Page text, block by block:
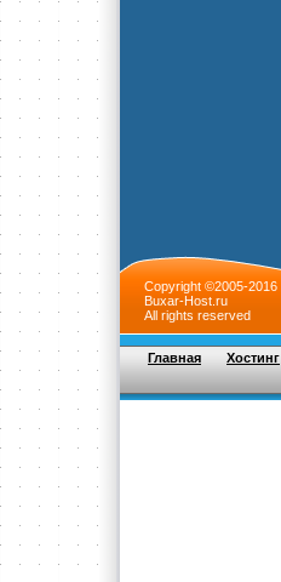
Copyright ©2005-2016
Buxar-Host.ru
All rights reserved
Главная Хостинг